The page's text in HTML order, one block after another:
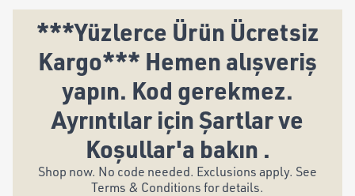
***Yüzlerce Ürün Ücretsiz
Kargo*** Hemen alışveriş
yapın. Kod gerekmez.
Ayrıntılar için Şartlar ve
Koşullar'a bakın .
Shop now. No code needed. Exclusions apply. See
Terms & Conditions for details.